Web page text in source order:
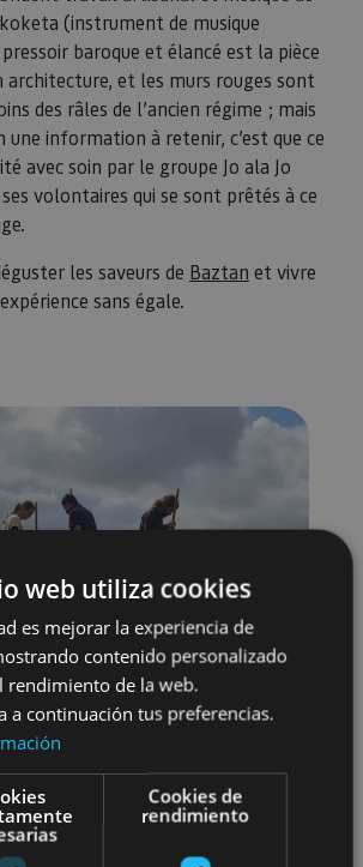
(instrument de musique
baroque et élancé est la pièce
architecture, et les murs rouges sont
des râles de l’ancien régime ; mais
une information à retenir, c’est que ce
avec soin par le groupe Jo ala Jo
volontaires qui se sont prêtés à ce
les saveurs de Baztan et vivre
sans égale.
Gastronomía
web utiliza cookies
es mejorar la experiencia de
contenido personalizado
rendimiento de la web.
a continuación tus preferencias.
Cookies de
rendimiento